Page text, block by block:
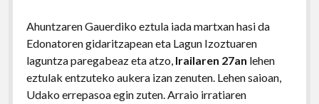
Ahuntzaren Gauerdiko eztula iada martxan hasi da
Edonatoren gidaritzapean eta Lagun Izoztuaren
laguntza paregabeaz eta atzo, Irailaren 27an lehen
eztulak entzuteko aukera izan zenuten. Lehen saioan,
Udako errepasoa egin zuten. Arraio irratiaren